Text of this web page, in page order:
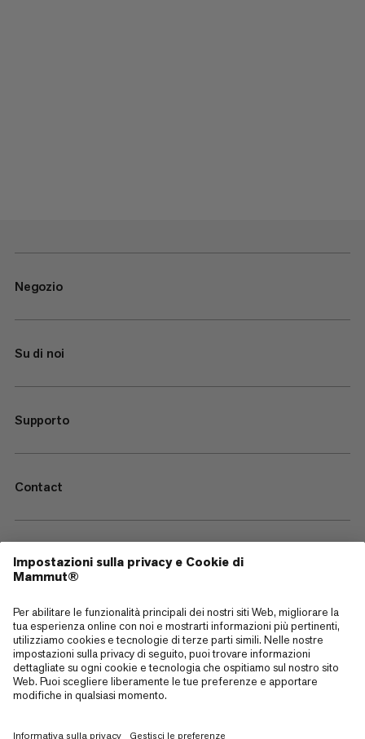
Negozio
Su di noi
Supporto
Contact
—
Sitemap
Cookies
Note legali